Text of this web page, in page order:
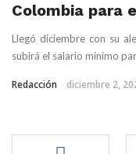
de Ébano y
Colombia para
Llegó diciembre con su
subirá el salario mínimo
Redacción diciembre 2,